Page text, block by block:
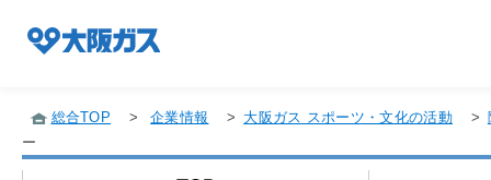
総合TOP > 企業情報 > 大阪ガス スポーツ・文化の活動 >
ー